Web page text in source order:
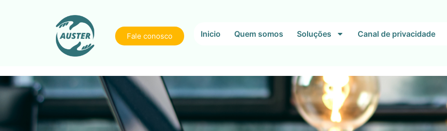
Fale conosco Inicio Quem somos Soluções Canal de privacidade